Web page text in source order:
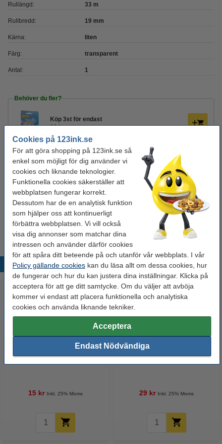
Cookies på 123ink.se
För att göra shopping på 123ink.se så
enkel som möjligt för dig använder vi
cookies och liknande teknologier.
Funktionella cookies säkerställer att
webbplatsen fungerar korrekt.
Dessutom har de en analytisk funktion
som hjälper oss att kontinuerligt
förbättra webbplatsen. Vi vill också
visa dig annonser som matchar dina
intressen och använder därför cookies
för att spåra ditt beteende på och utanför vår webbplats. I vår
Policy gällande cookies kan du läsa allt om dessa cookies, hur
de fungerar och hur du kan justera dina inställningar. Klicka på
acceptera för att ge ditt samtycke. Om du väljer att avböja
kommer vi endast att placera funktionella och analytiska
cookies och använda liknande tekniker.
Acceptera
Endast Nödvändiga
Rullängd: 33 m
Rullbredd: 19 mm
Kärna: liten
Färg: transparent
Antal: 1
Behöver du fler?
Köp 3st för endast
90 kr
Glöm inte att beställa!
Tejp 19mm x 33m | 123ink | 8st
95 kr
Häftapparat 20 ark inkl häftklammer 24/6 |
123ink | metall | svart | 1.000st
84 kr
Populära produkter
Tejp 19mm x 33m | 123ink | 1st
15 kr Inkl. 25% Moms
Limstift 40g | 123ink
29 kr Inkl. 25% Moms